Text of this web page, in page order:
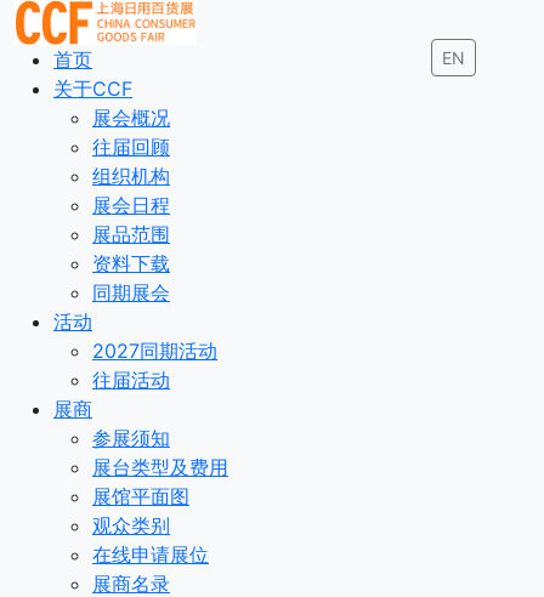
EN
首页
关于CCF
展会概况
往届回顾
组织机构
展会日程
展品范围
资料下载
同期展会
活动
2027同期活动
往届活动
展商
参展须知
展台类型及费用
展馆平面图
观众类别
在线申请展位
展商名录